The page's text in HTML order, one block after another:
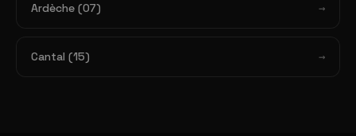
Ardèche (07)
Cantal (15)